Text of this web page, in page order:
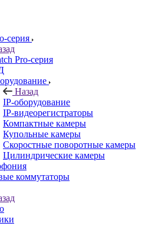
серия
Pro-серия
Назад
IP-оборудование
IP-видеорегистраторы
Компактные камеры
Купольные камеры
Скоростные поворотные камеры
Цилиндрические камеры
коммутаторы